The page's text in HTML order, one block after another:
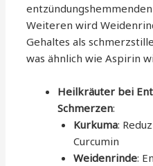
Weiteren wird
Gehaltes als
was ähnlich wie Aspirin
Heilkräuter bei
Schmerzen:
Kurkuma:
Curcumin
Weidenrinde: